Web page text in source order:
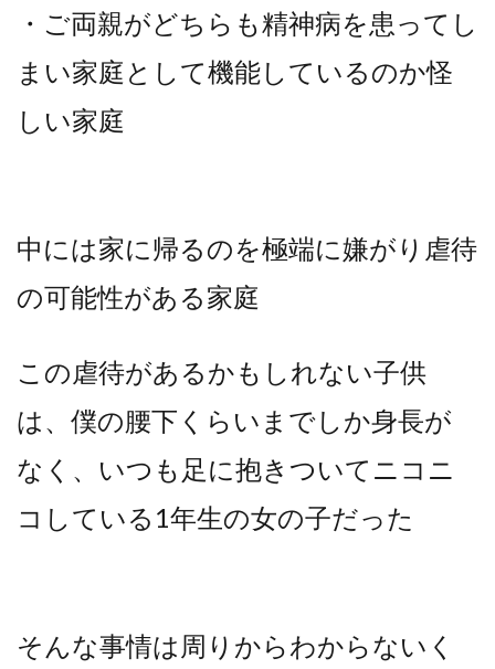
・ご両親がどちらも精神病を患ってし
まい家庭として機能しているのか怪
しい家庭
中には家に帰るのを極端に嫌がり虐待
の可能性がある家庭
この虐待があるかもしれない子供
は、僕の腰下くらいまでしか身長が
なく、いつも足に抱きついてニコニ
コしている1年生の女の子だった
そんな事情は周りからわからないく